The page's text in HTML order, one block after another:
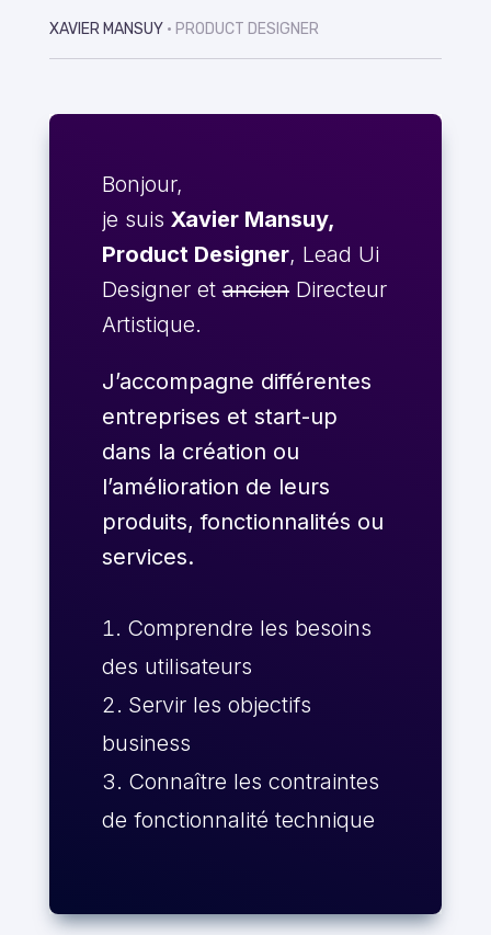
XAVIER MANSUY • PRODUCT DESIGNER
Bonjour,
je suis Xavier Mansuy,
Product Designer, Lead Ui
Designer etancienDirecteur
Artistique.
J’accompagne différentes
entreprises et start-up
dans la création ou
l’amélioration de leurs
produits, fonctionnalités ou
services.
Comprendre les besoins
des utilisateurs
Servir les objectifs
business
Connaître les contraintes
de fonctionnalité technique